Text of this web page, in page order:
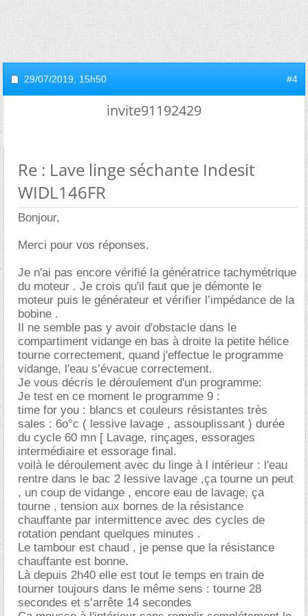
29/07/2019, 15h50 #4
invite91192429
Re : Lave linge séchante Indesit
WIDL146FR
Bonjour,
Merci pour vos réponses.
Je n'ai pas encore vérifié la génératrice tachymétrique
du moteur . Je crois qu'il faut que je démonte le
moteur puis le générateur et vérifier l’impédance de la
bobine .
Il ne semble pas y avoir d'obstacle dans le
compartiment vidange en bas à droite la petite hélice
tourne correctement, quand j'effectue le programme
vidange, l'eau s’évacue correctement.
Je vous décris le déroulement d'un programme:
Je test en ce moment le programme 9 :
time for you : blancs et couleurs résistantes très
sales : 6o°c ( lessive lavage , assouplissant ) durée
du cycle 60 mn [ Lavage, rinçages, essorages
intermédiaire et essorage final.
voilà le déroulement avec du linge à l intérieur : l'eau
rentre dans le bac 2 lessive lavage ,ça tourne un peut
, un coup de vidange , encore eau de lavage, ça
tourne , tension aux bornes de la résistance
chauffante par intermittence avec des cycles de
rotation pendant quelques minutes .
Le tambour est chaud , je pense que la résistance
chauffante est bonne.
Là depuis 2h40 elle est tout le temps en train de
tourner toujours dans le même sens : tourne 28
secondes et s’arrête 14 secondes